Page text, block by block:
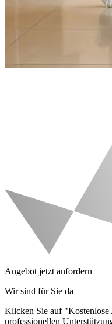
Angebot jetzt anfordern
Wir sind für Sie da
Klicken Sie auf "Kostenlose
professionellen